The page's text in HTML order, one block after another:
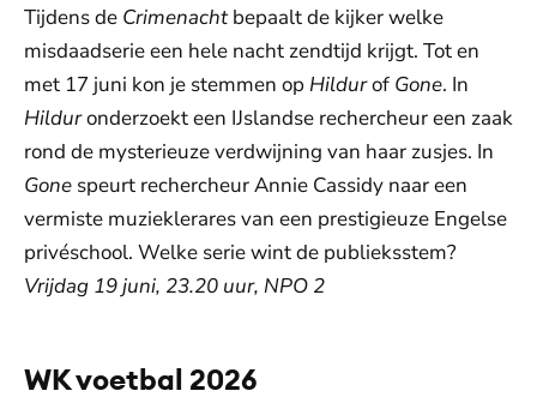
Tijdens de Crimenachtbepaalt de kijker welke
misdaadserie een hele nacht zendtijd krijgt. Tot en
met 17 juni kon je stemmen op Hildurof Gone. In
Hilduronderzoekt een IJslandse rechercheur een zaak
rond de mysterieuze verdwijning van haar zusjes. In
Gone speurt rechercheur Annie Cassidy naar een
vermiste muzieklerares van een prestigieuze Engelse
privéschool. Welke serie wint de publieksstem?
Vrijdag 19 juni, 23.20 uur, NPO 2
WK voetbal 2026